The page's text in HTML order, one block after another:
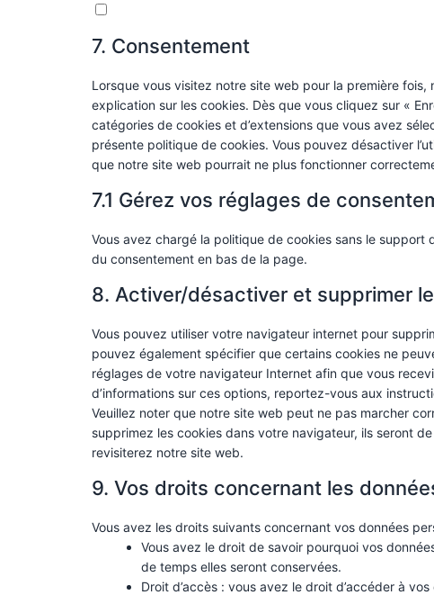
7. Consentement
Lorsque vous visitez notre site web pour la première
explication sur les cookies. Dès que vous cliquez sur «
catégories de cookies et d’extensions que vous avez
présente politique de cookies. Vous pouvez désactiver
que notre site web pourrait ne plus fonctionner
7.1 Gérez vos réglages de
Vous avez chargé la politique de cookies sans le support
du consentement en bas de la page.
8. Activer/désactiver et supprimer
Vous pouvez utiliser votre navigateur internet pour
pouvez également spécifier que certains cookies ne
réglages de votre navigateur Internet afin que vous
d’informations sur ces options, reportez-vous aux
Veuillez noter que notre site web peut ne pas marcher
supprimez les cookies dans votre navigateur, ils seront
revisiterez notre site web.
9. Vos droits concernant les
Vous avez les droits suivants concernant vos données
Vous avez le droit de savoir pourquoi vos
de temps elles seront conservées.
Droit d’accès : vous avez le droit d’accéder à